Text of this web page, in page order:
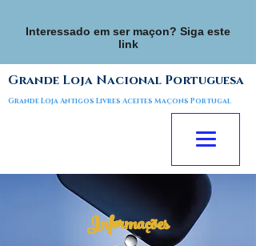
Interessado em ser maçon? Siga este
link
Grande Loja Nacional Portuguesa
Grande Loja Antigos Livres Aceites Maçons Portugal
Informações